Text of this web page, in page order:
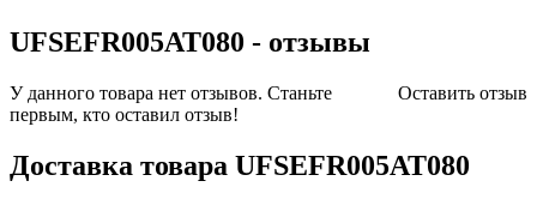
UFSEFR005AT080 - отзывы
Оставить отзыв
У данного товара нет отзывов. Станьте
первым, кто оставил отзыв!
Доставка товара UFSEFR005AT080